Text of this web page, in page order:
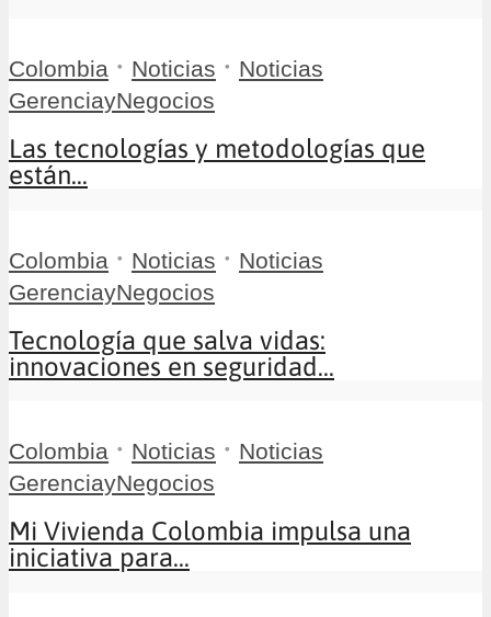
Colombia • Noticias • Noticias
GerenciayNegocios
Las tecnologías y metodologías que
están...
Colombia • Noticias • Noticias
GerenciayNegocios
Tecnología que salva vidas:
innovaciones en seguridad...
Colombia • Noticias • Noticias
GerenciayNegocios
Mi Vivienda Colombia impulsa una
iniciativa para...